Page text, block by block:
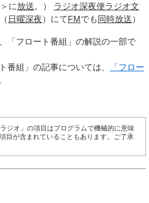
＞に放送。） ラジオ深夜便ラジオ文
日曜深夜）にてFMでも同時放送）
「フロート番組」の解説の一部で
番組」の記事については、
「フロー
ジオ」の項目はプログラムで機械的に意味
目が含まれていることもあります。ご了承